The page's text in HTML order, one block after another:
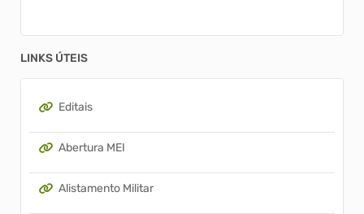
LINKS ÚTEIS
Editais
Abertura MEI
Alistamento Militar